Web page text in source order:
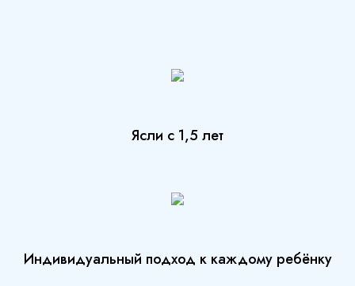
Ясли с 1,5 лет
Индивидуальный подход к каждому ребёнку